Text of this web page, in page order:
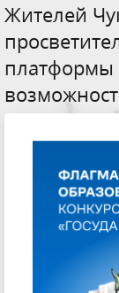
Жителей
платформы